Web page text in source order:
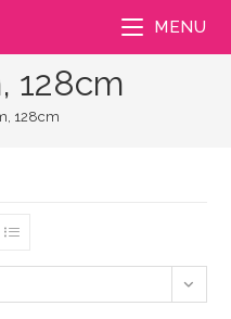
MENU
128cm
128cm